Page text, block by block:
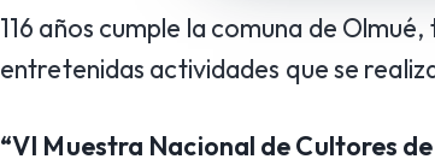
116 años cumple la comuna de
entretenidas actividades que se
“VI Muestra Nacional de Cultores